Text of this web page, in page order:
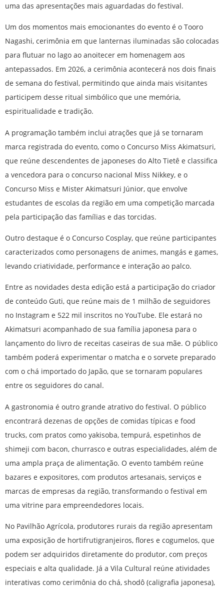
uma das apresentações mais aguardadas do festival.
Um dos momentos mais emocionantes do evento é o Tooro
Nagashi, cerimônia em que lanternas iluminadas são colocadas
para flutuar no lago ao anoitecer em homenagem aos
antepassados. Em 2026, a cerimônia acontecerá nos dois finais
de semana do festival, permitindo que ainda mais visitantes
participem desse ritual simbólico que une memória,
espiritualidade e tradição.
A programação também inclui atrações que já se tornaram
marca registrada do evento, como o Concurso Miss Akimatsuri,
que reúne descendentes de japoneses do Alto Tietê e classifica
a vencedora para o concurso nacional Miss Nikkey, e o
Concurso Miss e Mister Akimatsuri Júnior, que envolve
estudantes de escolas da região em uma competição marcada
pela participação das famílias e das torcidas.
Outro destaque é o Concurso Cosplay, que reúne participantes
caracterizados como personagens de animes, mangás e games,
levando criatividade, performance e interação ao palco.
Entre as novidades desta edição está a participação do criador
de conteúdo Guti, que reúne mais de 1 milhão de seguidores
no Instagram e 522 mil inscritos no YouTube. Ele estará no
Akimatsuri acompanhado de sua família japonesa para o
lançamento do livro de receitas caseiras de sua mãe. O público
também poderá experimentar o matcha e o sorvete preparado
com o chá importado do Japão, que se tornaram populares
entre os seguidores do canal.
A gastronomia é outro grande atrativo do festival. O público
encontrará dezenas de opções de comidas típicas e food
trucks, com pratos como yakisoba, tempurá, espetinhos de
shimeji com bacon, churrasco e outras especialidades, além de
uma ampla praça de alimentação. O evento também reúne
bazares e expositores, com produtos artesanais, serviços e
marcas de empresas da região, transformando o festival em
uma vitrine para empreendedores locais.
No Pavilhão Agrícola, produtores rurais da região apresentam
uma exposição de hortifrutigranjeiros, flores e cogumelos, que
podem ser adquiridos diretamente do produtor, com preços
especiais e alta qualidade. Já a Vila Cultural reúne atividades
interativas como cerimônia do chá, shodô (caligrafia japonesa),